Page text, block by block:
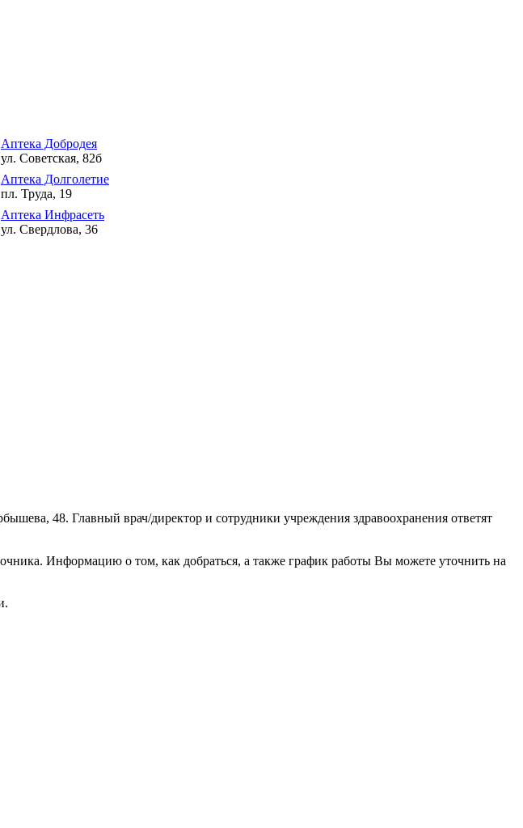
Аптека Добродея
ул. Советская, 82б
Аптека Долголетие
пл. Труда, 19
Аптека Инфрасеть
ул. Свердлова, 36
48. Главный врач/директор и сотрудники учреждения здравоохранения ответят
Информацию о том, как добраться, а также график работы Вы можете уточнить на